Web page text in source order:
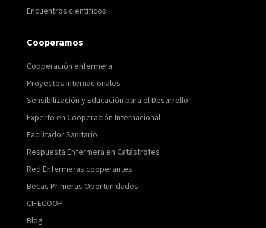
Encuentros científicos
Cooperamos
Cooperación enfermera
Proyectos internacionales
Sensibilización y Educación para el Desarrollo
Experto en Cooperación Internacional
Facilitador Sanitario
Respuesta Enfermera en Catástrofes
Red Enfermeras cooperantes
Becas Primeras Oportunidades
CIFECOOP
Blog